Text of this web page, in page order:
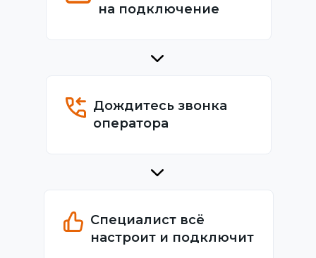
на подключение
Дождитесь звонка
оператора
Специалист всё
настроит и подключит